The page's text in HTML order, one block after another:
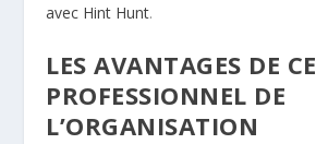
avec Hint Hunt.
LES AVANTAGES DE CE
PROFESSIONNEL DE
L’ORGANISATION